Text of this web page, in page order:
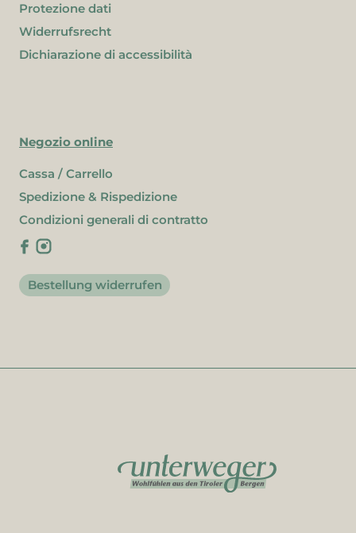
Protezione dati
Widerrufsrecht
Dichiarazione di accessibilità
Negozio online
Cassa / Carrello
Spedizione & Rispedizione
Condizioni generali di contratto
Bestellung widerrufen